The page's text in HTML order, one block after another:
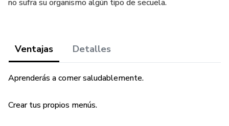
no sufra su organismo algún tipo de secuela.
Ventajas Detalles
Aprenderás a comer saludablemente.
Crear tus propios menús.